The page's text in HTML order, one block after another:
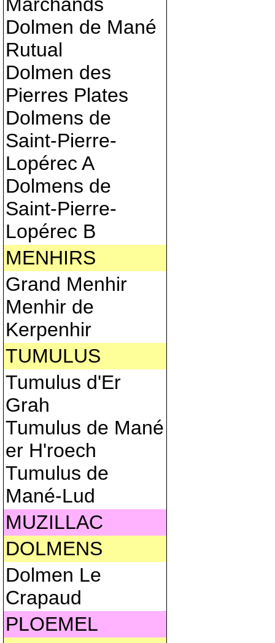
Dolmen de Mané
Rutual
Dolmen des
Pierres Plates
Dolmens de
Saint-Pierre-
Lopérec A
Dolmens de
Saint-Pierre-
Lopérec B
MENHIRS
Grand Menhir
Menhir de
Kerpenhir
TUMULUS
Tumulus d'Er
Grah
Tumulus de Mané
er H'roech
Tumulus de
Mané-Lud
MUZILLAC
DOLMENS
Dolmen Le
Crapaud
PLOEMEL